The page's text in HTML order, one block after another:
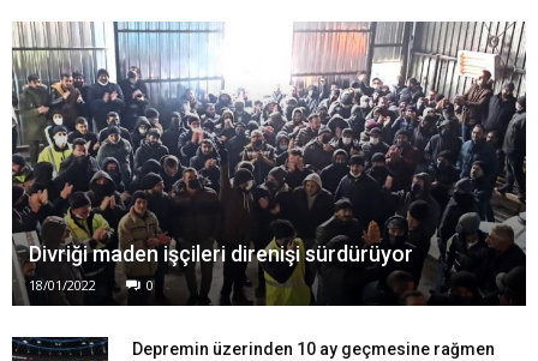
Divriği maden işçileri direnişi sürdürüyor
18/01/2022 0
Depremin üzerinden 10 ay geçmesine rağmen